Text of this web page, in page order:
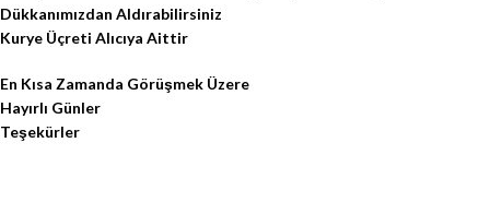
Dükkanımızdan Aldırabilirsiniz
Kurye Üçreti Alıcıya Aittir
En Kısa Zamanda Görüşmek Üzere
Hayırlı Günler
Teşekürler